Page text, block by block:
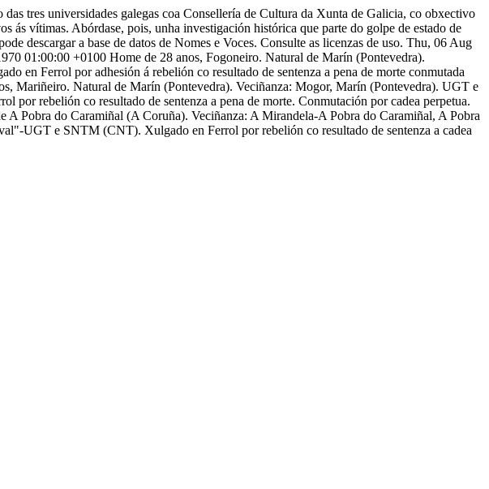
tres universidades galegas coa Consellería de Cultura da Xunta de Galicia, co obxectivo
ás vítimas. Abórdase, pois, unha investigación histórica que parte do golpe de estado de
descargar a base de datos de Nomes e Voces. Consulte as licenzas de uso. Thu, 06 Aug
01:00:00 +0100 Home de 28 anos, Fogoneiro. Natural de Marín (Pontevedra).
Ferrol por adhesión á rebelión co resultado de sentenza a pena de morte conmutada
Mariñeiro. Natural de Marín (Pontevedra). Veciñanza: Mogor, Marín (Pontevedra). UGT e
rebelión co resultado de sentenza a pena de morte. Conmutación por cadea perpetua.
A Pobra do Caramiñal (A Coruña). Veciñanza: A Mirandela-A Pobra do Caramiñal, A Pobra
UGT e SNTM (CNT). Xulgado en Ferrol por rebelión co resultado de sentenza a cadea